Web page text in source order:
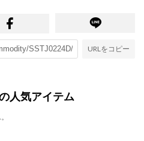
URLをコピー
人気アイテム